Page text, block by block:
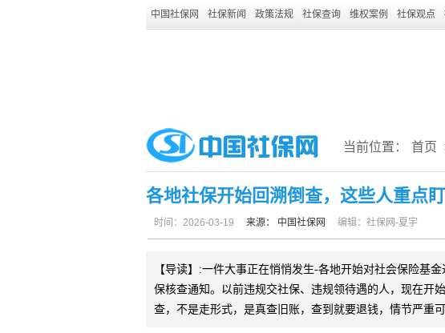
中国社保网 社保新闻 政策法规 社保查询 维权案例 社保观点
当前位置： 首页
各地社保开始回溯倒查，这些人重点盯
时间：2026-03-19 来源： 中国社保网 编辑：社保网-夏宇
【导读】:一件大事正在悄悄发生-各地开始对社会保险基
保核查通知。以前违规交社保、违规领待遇的人，现在开
查，不是走形式，是真查旧账，查到就要退钱，情节严重可